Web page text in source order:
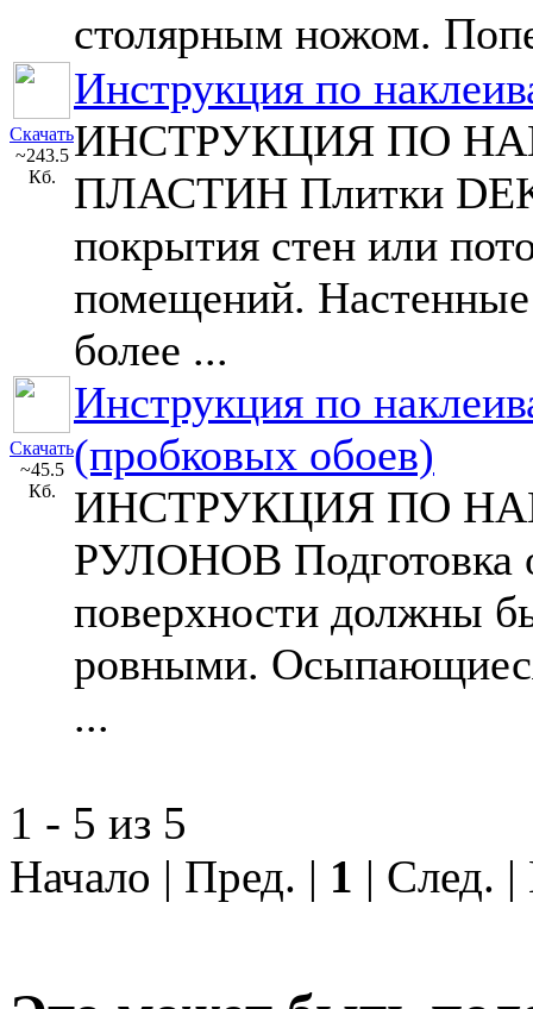
столярным ножом.
Скачать
~243.5
Кб.
Инструкция по
ИНСТРУКЦИЯ ПО
ПЛАСТИН Плитки
покрытия стен или
помещений.
более ...
Скачать
~45.5
Кб.
Инструкция по
(пробковых обоев)
ИНСТРУКЦИЯ ПО
РУЛОНОВ Подготовка
поверхности должны
ровными.
...
1 - 5 из 5
Начало | Пред. | 1 | След.